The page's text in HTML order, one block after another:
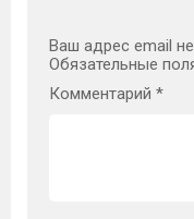
Ваш адрес email
Обязательные
Комментарий *